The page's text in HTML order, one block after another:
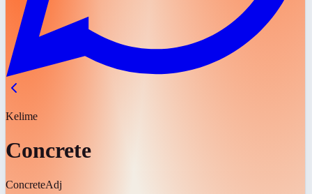
Kelime
Concrete
ConcreteAdj